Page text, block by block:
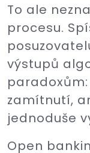
To ale
procesu.
výstupů
zamítnutí,
jednoduše
Open